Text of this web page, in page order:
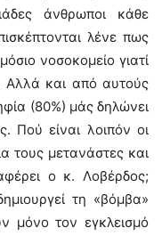
άνθρωποι κάθε
λένε πως
νοσοκομείο γιατί
Αλλά και από αυτούς
(80%) μάς δηλώνει
Πού είναι λοιπόν οι
τους μετανάστες και
ο κ. Λοβέρδος;
τη «βόμβα»
μόνο τον εγκλεισμό